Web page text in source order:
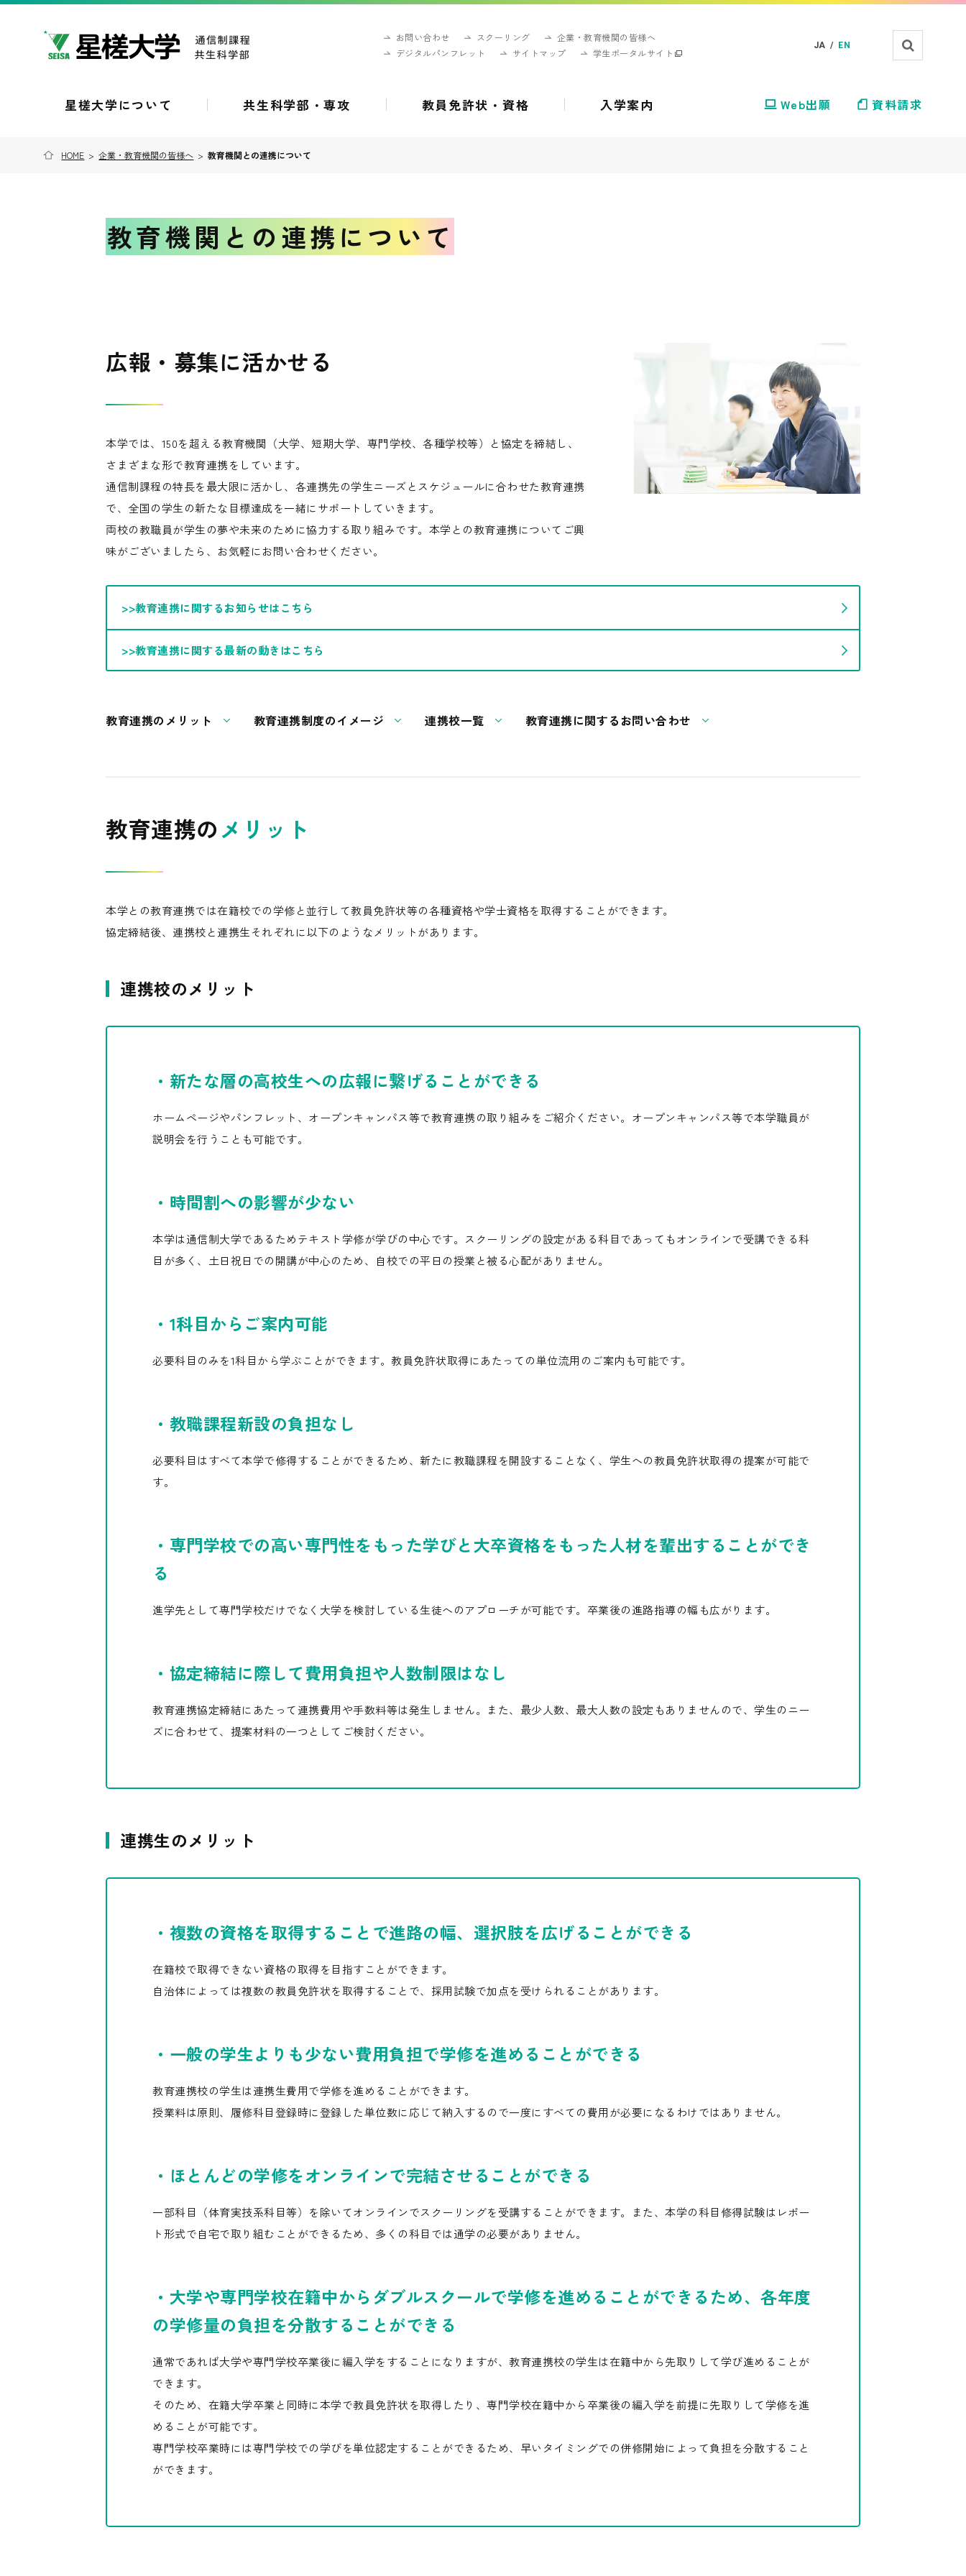
お問い合わせ スクーリング
企業・教育機関の皆様へ
デジタルパンフレット
サイトマップ 学生ポータルサイト
JA / EN
星槎大学について 共生科学部・専攻 教員免許状・資格 入学案内 Web出願 資料請求
HOME >企業・教育機関の皆様へ >教育機関との連携について
教育機関との連携について
広報・募集に活かせる
本学では、150を超える教育機関（大学、短期大学、専門学校、各種学校等）と協定を締結し、
さまざまな形で教育連携をしています。
通信制課程の特長を最大限に活かし、各連携先の学生ニーズとスケジュールに合わせた教育連携
で、全国の学生の新たな目標達成を一緒にサポートしていきます。
両校の教職員が学生の夢や未来のために協力する取り組みです。本学との教育連携についてご興
味がございましたら、お気軽にお問い合わせください。
>>教育連携に関するお知らせはこちら
>>教育連携に関する最新の動きはこちら
教育連携のメリット 教育連携制度のイメージ 連携校一覧 教育連携に関するお問い合わせ
教育連携のメリット
本学との教育連携では在籍校での学修と並行して教員免許状等の各種資格や学士資格を取得することができます。
協定締結後、連携校と連携生それぞれに以下のようなメリットがあります。
連携校のメリット
・新たな層の高校生への広報に繋げることができる
ホームページやパンフレット、オープンキャンパス等で教育連携の取り組みをご紹介ください。オープンキャンパス等で本学職員が
説明会を行うことも可能です。
・時間割への影響が少ない
本学は通信制大学であるためテキスト学修が学びの中心です。スクーリングの設定がある科目であってもオンラインで受講できる科
目が多く、土日祝日での開講が中心のため、自校での平日の授業と被る心配がありません。
・1科目からご案内可能
必要科目のみを1科目から学ぶことができます。教員免許状取得にあたっての単位流用のご案内も可能です。
・教職課程新設の負担なし
必要科目はすべて本学で修得することができるため、新たに教職課程を開設することなく、学生への教員免許状取得の提案が可能で
す。
・専門学校での高い専門性をもった学びと大卒資格をもった人材を輩出することができ
る
進学先として専門学校だけでなく大学を検討している生徒へのアプローチが可能です。卒業後の進路指導の幅も広がります。
・協定締結に際して費用負担や人数制限はなし
教育連携協定締結にあたって連携費用や手数料等は発生しません。また、最少人数、最大人数の設定もありませんので、学生のニー
ズに合わせて、提案材料の一つとしてご検討ください。
連携生のメリット
・複数の資格を取得することで進路の幅、選択肢を広げることができる
在籍校で取得できない資格の取得を目指すことができます。
自治体によっては複数の教員免許状を取得することで、採用試験で加点を受けられることがあります。
・一般の学生よりも少ない費用負担で学修を進めることができる
教育連携校の学生は連携生費用で学修を進めることができます。
授業料は原則、履修科目登録時に登録した単位数に応じて納入するので一度にすべての費用が必要になるわけではありません。
・ほとんどの学修をオンラインで完結させることができる
一部科目（体育実技系科目等）を除いてオンラインでスクーリングを受講することができます。また、本学の科目修得試験はレポー
ト形式で自宅で取り組むことができるため、多くの科目では通学の必要がありません。
・大学や専門学校在籍中からダブルスクールで学修を進めることができるため、各年度
の学修量の負担を分散することができる
通常であれば大学や専門学校卒業後に編入学をすることになりますが、教育連携校の学生は在籍中から先取りして学び進めることが
できます。
そのため、在籍大学卒業と同時に本学で教員免許状を取得したり、専門学校在籍中から卒業後の編入学を前提に先取りして学修を進
めることが可能です。
専門学校卒業時には専門学校での学びを単位認定することができるため、早いタイミングでの併修開始によって負担を分散すること
ができます。